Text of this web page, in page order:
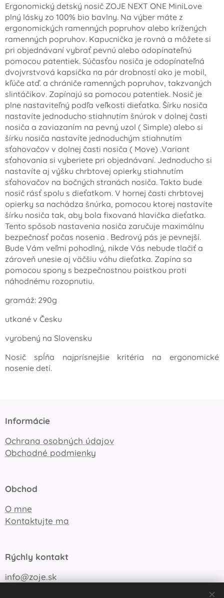
Ergonomický detský nosič ZOJE NEXT ONE MiniLove
plný lásky zo 100% bio bavlny. Na výber máte z
ergonomických ramenných popruhov alebo krížených
ramenných popruhov. Kapucnička je rovná a môžete si
pri objednávaní vybrať pevnú alebo odopínateľnú
pomocou patentiek. Súčasťou nosiča je odopínateľná
dvojvrstvová kapsička na pár drobností ako je mobil,
kľúče atď. a chrániče ramenných popruhov, takzvaných
slintáčikov. Zapínajú sa pomocou patentiek. Nosič je
plne nastaviteľný podľa veľkosti dieťatka. Šírku nosiča
nastavíte jednoducho stiahnutím šnúrok v dolnej časti
nosiča a zaviazaním na pevný uzol ( Simple) alebo si
šírku nosiča nastavíte jednoduchým stiahnutím
sťahovačov v dolnej časti nosiča ( Move) .Variant
sťahovania si vyberiete pri objednávaní. Jednoducho si
nastavíte aj výšku chrbtovej opierky stiahnutím
sťahovačov na bočných stranách nosiča. Takto bude
nosič rásť spolu s dieťatkom. V hornej časti chrbtovej
opierky sa nachádza šnúrka, pomocou ktorej nastavíte
šírku nosiča tak, aby bola fixovaná hlavička dieťatka.
Tento spôsob nastavenia nosiča zaručuje maximálnu
bezpečnosť počas nosenia . Bedrový pás je pevnejší.
Bude Vám veľmi pohodlný, nikde Vás nebude tlačiť a
zároveň unesie aj väčšiu váhu dieťatka. Zapína sa
pomocou spony s bezpečnostnou poistkou proti
náhodnému rozopnutiu.
gramáž: 290g
utkané v Česku
vyrobený na Slovensku
Nosič spĺňa najprísnejšie kritéria na ergonomické
nosenie detí.
Informácie
Ochrana osobných údajov
Obchodné podmienky
Obchod
O mne
Kontaktujte ma
Rýchly kontakt
info@zoje.sk